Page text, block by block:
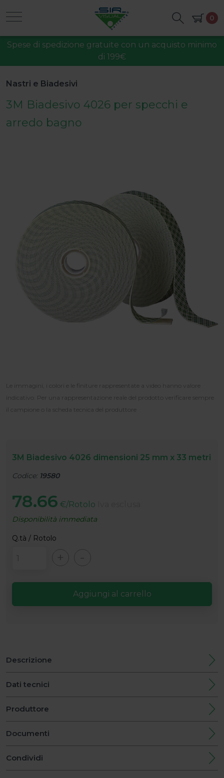
Spese di spedizione gratuite con un acquisto minimo
di 199€
0
Nastri e Biadesivi
3M Biadesivo 4026 per specchi e
arredo bagno
Le immagini, i colori e le finiture rappresentate a video hanno valore
indicativo. Per una rappresentazione reale del prodotto verificare sempre
il campione o la scheda tecnica del produttore
3M Biadesivo 4026 dimensioni 25 mm x 33 metri
Codice: 19580
78.66 €/Rotolo
Disponibilità immediata
Q.tà / Rotolo
Descrizione
Dati tecnici
Produttore
Documenti
Condividi